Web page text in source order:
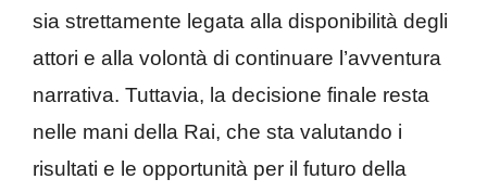
sia strettamente legata alla disponibilità degli
attori e alla volontà di continuare l’avventura
narrativa. Tuttavia, la decisione finale resta
nelle mani della Rai, che sta valutando i
risultati e le opportunità per il futuro della